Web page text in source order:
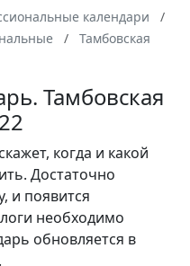
календари
Тамбовская
Тамбовская
когда и какой
Достаточно
и появится
необходимо
обновляется в